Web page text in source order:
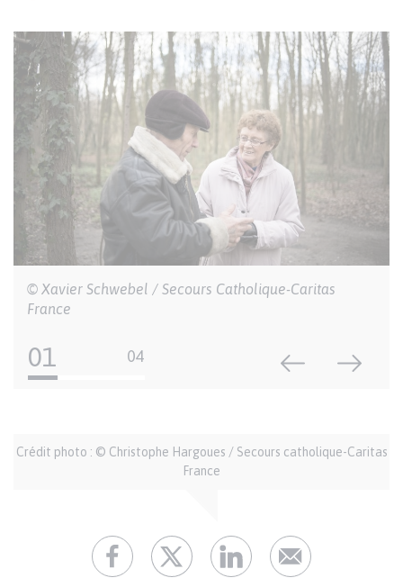
Image
Crédits
© Xavier Schwebel / Secours Catholique-Caritas
France
01 04
Auteur
Crédit photo : © Christophe Hargoues / Secours catholique-Caritas
France